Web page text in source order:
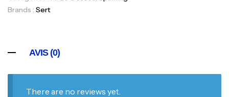
Brands : Sert
AVIS (0)
There are no reviews yet.